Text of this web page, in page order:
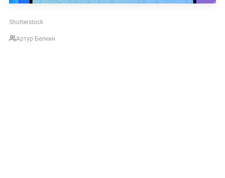
Shutterstock
Артур Белкин